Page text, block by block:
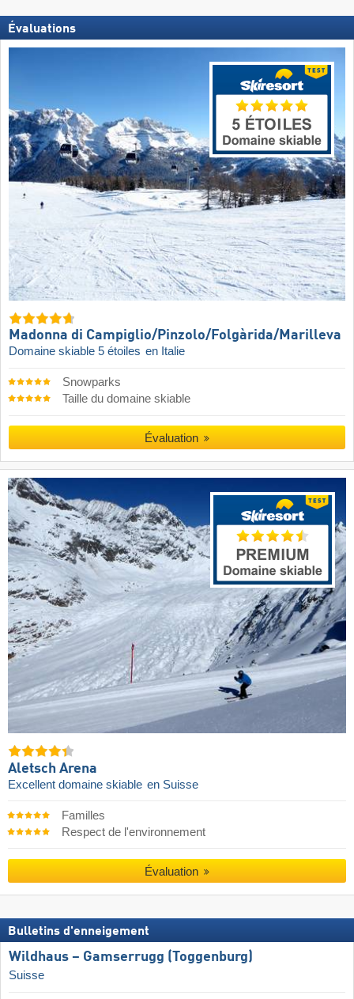
Évaluations
Madonna di Campiglio/​Pinzolo/​Folgàrida/​Marilleva
Domaine skiable 5 étoiles en Italie
Snowparks
Taille du domaine skiable
Évaluation
Aletsch Arena
Excellent domaine skiable en Suisse
Familles
Respect de l'environnement
Évaluation
Bulletins d'enneigement
Wildhaus – Gamserrugg (Toggenburg)
Suisse